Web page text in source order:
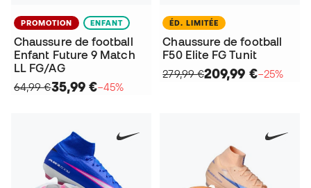
PROMOTION ENFANT
Chaussure de football
Enfant Future 9 Match
LL FG/AG
64,99 €35,99 €−45%
ÉD. LIMITÉE
Chaussure de football
F50 Elite FG Tunit
279,99 €209,99 €−25%